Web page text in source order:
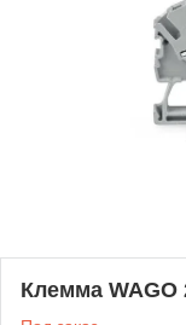
Клемма WAGO